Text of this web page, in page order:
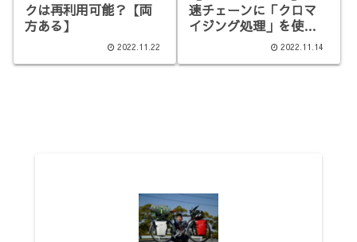
クは再利用可能？【両
方ある】
2022.11.22
速チェーンに「クロマ
イジング処理」を使う
2022.11.14